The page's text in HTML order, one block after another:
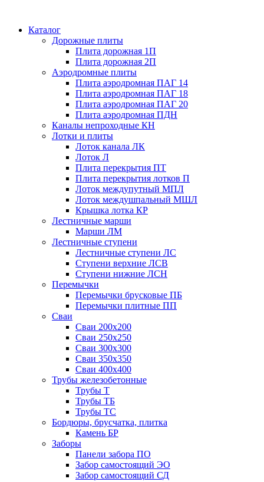
Каталог
Дорожные плиты
Плита дорожная 1П
Плита дорожная 2П
Аэродромные плиты
Плита аэродромная ПАГ 14
Плита аэродромная ПАГ 18
Плита аэродромная ПАГ 20
Плита аэродромная ПДН
Каналы непроходные КН
Лотки и плиты
Лоток канала ЛК
Лоток Л
Плита перекрытия ПТ
Плита перекрытия лотков П
Лоток междупутный МПЛ
Лоток междушпальный МШЛ
Крышка лотка КР
Лестничные марши
Марши ЛМ
Лестничные ступени
Лестничные ступени ЛС
Ступени верхние ЛСВ
Ступени нижние ЛСН
Перемычки
Перемычки брусковые ПБ
Перемычки плитные ПП
Сваи
Сваи 200х200
Сваи 250х250
Сваи 300х300
Сваи 350х350
Сваи 400х400
Трубы железобетонные
Трубы Т
Трубы ТБ
Трубы ТС
Бордюры, брусчатка, плитка
Камень БР
Заборы
Панели забора ПО
Забор самостоящий ЭО
Забор самостоящий СД